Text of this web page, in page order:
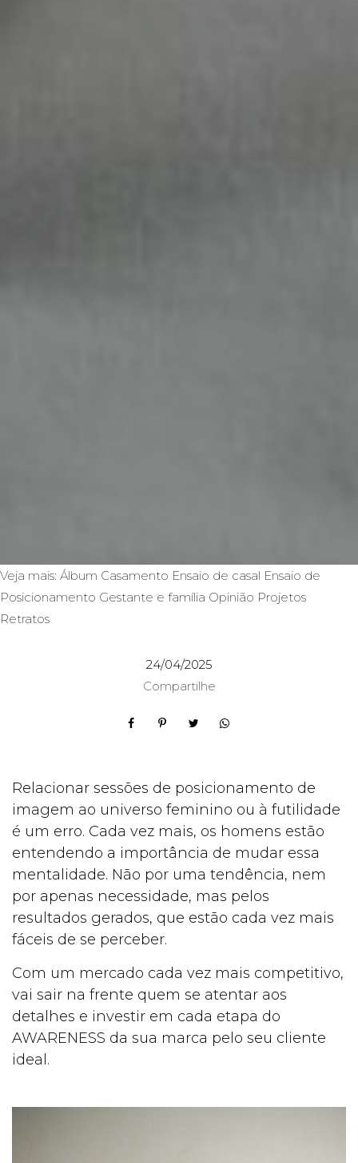
Veja mais: Álbum Casamento Ensaio de casal Ensaio de
Posicionamento Gestante e família Opinião Projetos
Retratos
24/04/2025
Compartilhe
Relacionar sessões de posicionamento de
imagem ao universo feminino ou à futilidade
é um erro. Cada vez mais, os homens estão
entendendo a importância de mudar essa
mentalidade. Não por uma tendência, nem
por apenas necessidade, mas pelos
resultados gerados, que estão cada vez mais
fáceis de se perceber.
Com um mercado cada vez mais competitivo,
vai sair na frente quem se atentar aos
detalhes e investir em cada etapa do
AWARENESS da sua marca pelo seu cliente
ideal.